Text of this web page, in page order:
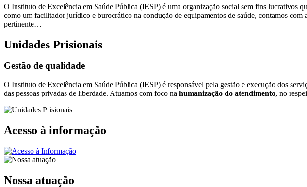
O Instituto de Excelência em Saúde Pública (IESP) é uma organização social sem fins lucrativos
como um facilitador jurídico e burocrático na condução de equipamentos de saúde, contamos
pertinente…
Unidades Prisionais
Gestão de qualidade
O Instituto de Excelência em Saúde Pública (IESP) é responsável pela gestão e execução dos
das pessoas privadas de liberdade. Atuamos com foco na humanização do atendimento, no
Acesso à informação
Nossa atuação